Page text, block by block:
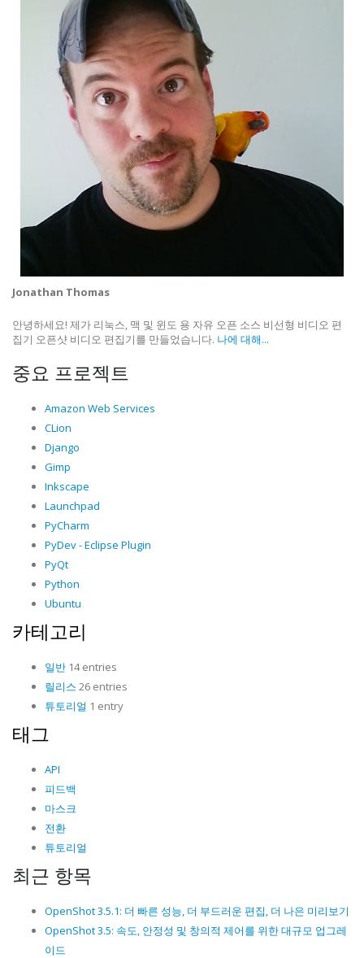
Jonathan Thomas
안녕하세요! 제가 리눅스, 맥 및 윈도 용 자유 오픈 소스 비선형 비디오 편
집기 오픈샷 비디오 편집기를 만들었습니다. 나에 대해...
중요 프로젝트
Amazon Web Services
CLion
Django
Gimp
Inkscape
Launchpad
PyCharm
PyDev - Eclipse Plugin
PyQt
Python
Ubuntu
카테고리
일반 14 entries
릴리스 26 entries
튜토리얼 1 entry
태그
API
피드백
마스크
전환
튜토리얼
최근 항목
OpenShot 3.5.1: 더 빠른 성능, 더 부드러운 편집, 더 나은 미리보기
OpenShot 3.5: 속도, 안정성 및 창의적 제어를 위한 대규모 업그레
이드